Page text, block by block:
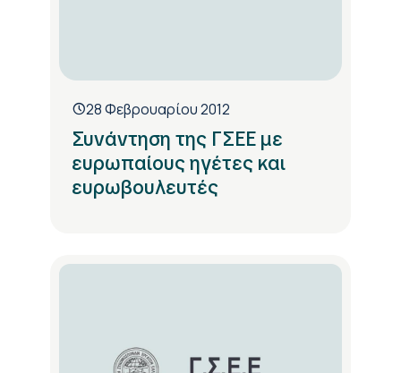
28 Φεβρουαρίου 2012
Συνάντηση της ΓΣΕΕ με
ευρωπαίους ηγέτες και
ευρωβουλευτές